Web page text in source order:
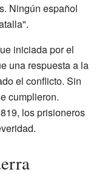
Ningún español
iniciada por el
una respuesta a la
el conflicto. Sin
cumplieron.
los prisioneros